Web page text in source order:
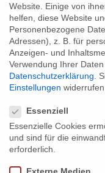
Wow! More great
Website. Einige von
helfen, diese Website
Personenbezogene
Adressen), z. B. für
Anzeigen- und
Verwendung Ihrer
Datenschutzerklärung
Einstellungen
Essenziell
Essenzielle Cookies
und sind für die
erforderlich.